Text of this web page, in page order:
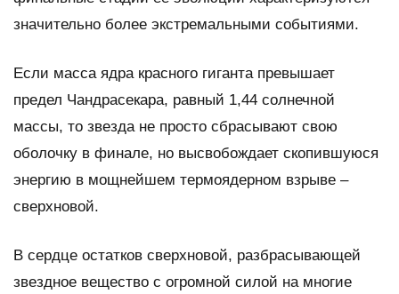
значительно более экстремальными событиями.
Если масса ядра красного гиганта превышает
предел Чандрасекара, равный 1,44 солнечной
массы, то звезда не просто сбрасывают свою
оболочку в финале, но высвобождает скопившуюся
энергию в мощнейшем термоядерном взрыве –
сверхновой.
В сердце остатков сверхновой, разбрасывающей
звездное вещество с огромной силой на многие